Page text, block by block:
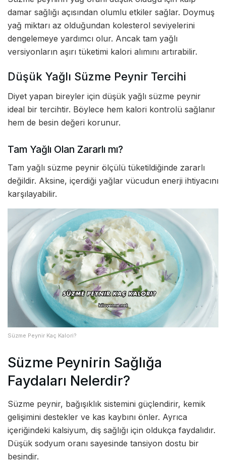
damar sağlığı açısından olumlu etkiler sağlar. Doymuş
yağ miktarı az olduğundan kolesterol seviyelerini
dengelemeye yardımcı olur. Ancak tam yağlı
versiyonların aşırı tüketimi kalori alımını artırabilir.
Düşük Yağlı Süzme Peynir Tercihi
Diyet yapan bireyler için düşük yağlı süzme peynir
ideal bir tercihtir. Böylece hem kalori kontrolü sağlanır
hem de besin değeri korunur.
Tam Yağlı Olan Zararlı mı?
Tam yağlı süzme peynir ölçülü tüketildiğinde zararlı
değildir. Aksine, içerdiği yağlar vücudun enerji ihtiyacını
karşılayabilir.
Süzme Peynir Kaç Kalori?
Süzme Peynirin Sağlığa
Faydaları Nelerdir?
Süzme peynir, bağışıklık sistemini güçlendirir, kemik
gelişimini destekler ve kas kaybını önler. Ayrıca
içeriğindeki kalsiyum, diş sağlığı için oldukça faydalıdır.
Düşük sodyum oranı sayesinde tansiyon dostu bir
besindir.